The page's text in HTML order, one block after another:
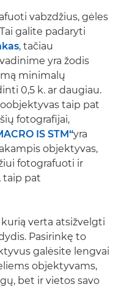
vabzdžius, gėles
galite padaryti
, tačiau
yra žodis
minimalų
0,5 k. ar daugiau.
taip pat
fotografijai,
IS STM“yra
objektyvas,
fotografuoti ir
, taip pat
verta atsižvelgti
Pasirinkę to
galėsite lengvai
objektyvams,
bet ir vietos savo